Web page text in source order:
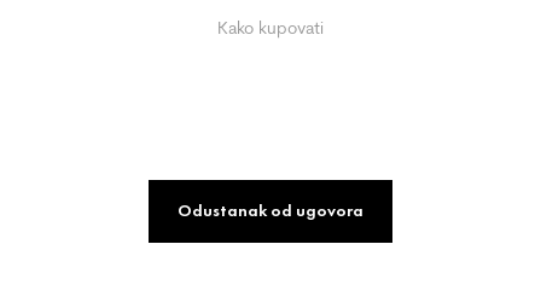
Kako kupovati
Odustanak od ugovora